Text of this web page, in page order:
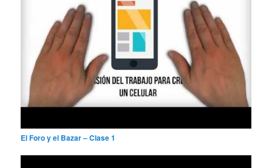
El Foro y el Bazar – Clase 1